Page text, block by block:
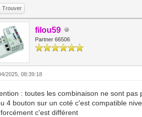
Trouver
filou59
Partner 66506
2025, 08:39:18
: toutes les combinaison ne sont pas
4 bouton sur un coté c'est compatible
c'est différent